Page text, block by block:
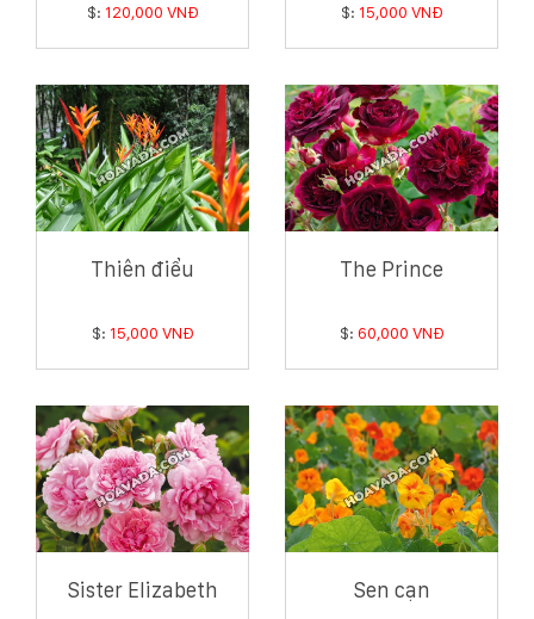
$: 120,000 VNĐ $: 15,000 VNĐ
Thiên điểu
$: 15,000 VNĐ
The Prince
$: 60,000 VNĐ
Sister Elizabeth Sen cạn